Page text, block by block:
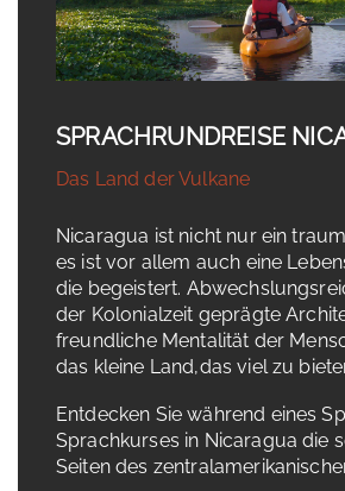
SPRACHRUNDREISE
Das Land der Vulkane
Nicaragua ist nicht nur ein
es ist vor allem auch eine
die begeistert.
der Kolonialzeit geprägte
freundliche Mentalität der
das kleine Land,das viel zu
Entdecken Sie während eines
Sprachkurses in Nicaragua die
Seiten des